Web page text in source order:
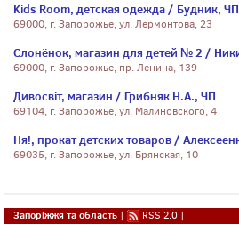
Kids Room, детская одежда / Будник, ЧП
69000, г. Запорожье, ул. Лермонтова, 23
Слонёнок, магазин для детей № 2 /
69000, г. Запорожье, пр. Ленина, 139
Дивосвіт, магазин / Грибняк Н.А., ЧП
69104, г. Запорожье, ул. Малиновского, 4
Ня!, прокат детских товаров /
69035, г. Запорожье, ул. Брянская, 10
Запоріжжя та область | RSS 2.0 |